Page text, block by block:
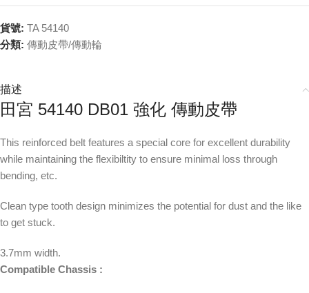
貨號: TA 54140
分類: 傳動皮帶/傳動輪
描述
田宮 54140 DB01 強化 傳動皮帶
This reinforced belt features a special core for excellent durability
while maintaining the flexibiltity to ensure minimal loss through
bending, etc.
Clean type tooth design minimizes the potential for dust and the like
to get stuck.
3.7mm width.
Compatible Chassis :